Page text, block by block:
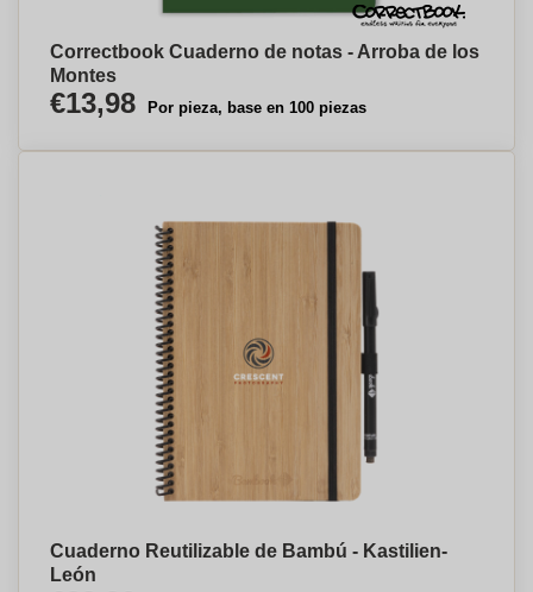
Correctbook Cuaderno de notas - Arroba de los
Montes
€13,98 Por pieza, base en 100 piezas
Cuaderno Reutilizable de Bambú - Kastilien-
León